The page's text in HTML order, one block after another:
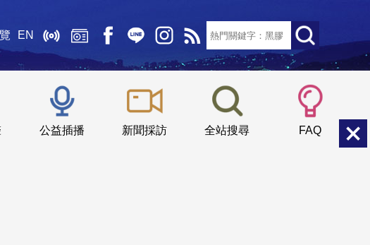
EN
公益插播 新聞採訪 全站搜尋 FAQ
小 中